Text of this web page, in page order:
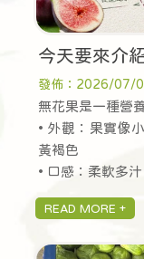
今天要來介
發佈：2026/07/
無花果是一種營
• 外觀：果實像
黃褐色
• 口感：柔軟多